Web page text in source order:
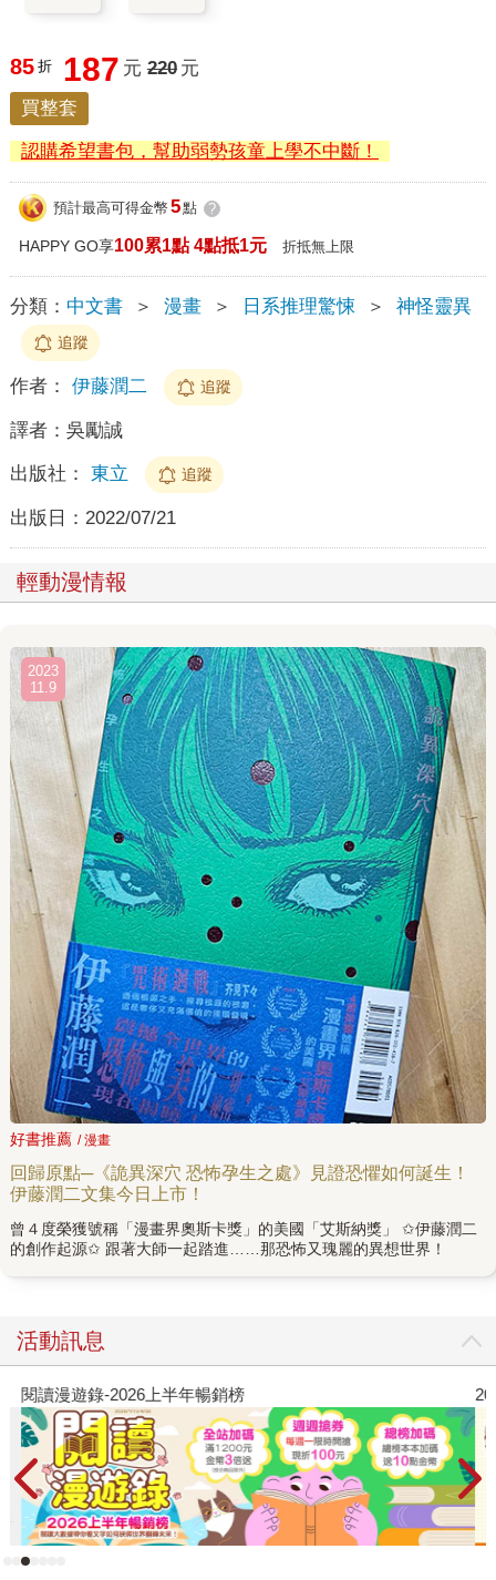
85 折 187 元 220 元
買整套
認購希望書包，幫助弱勢孩童上學不中斷！
預計最高可得金幣 5點 ?
HAPPY GO享100累1點 4點抵1元 折抵無上限
分類： 中文書 ＞ 漫畫 ＞ 日系推理驚悚 ＞ 神怪靈異
追蹤
作者： 伊藤潤二 追蹤
譯者： 吳勵誠
出版社： 東立 追蹤
出版日： 2022/07/21
輕動漫情報
2023
11.9
好書推薦 / 漫畫
回歸原點─《詭異深穴 恐怖孕生之處》見證恐懼如何誕生！
伊藤潤二文集今日上市！
曾４度榮獲號稱「漫畫界奧斯卡獎」的美國「艾斯納獎」 ✩伊藤潤二
的創作起源✩ 跟著大師一起踏進……那恐怖又瑰麗的異想世界！
活動訊息
閱讀漫遊錄-2026上半年暢銷榜